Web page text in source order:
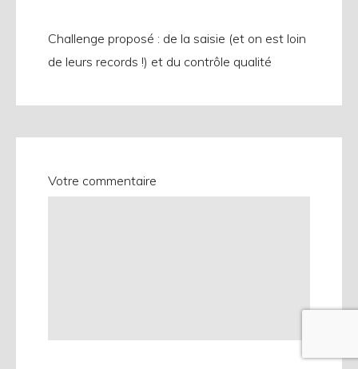
Challenge proposé : de la saisie (et on est loin
de leurs records !) et du contrôle qualité
Votre commentaire